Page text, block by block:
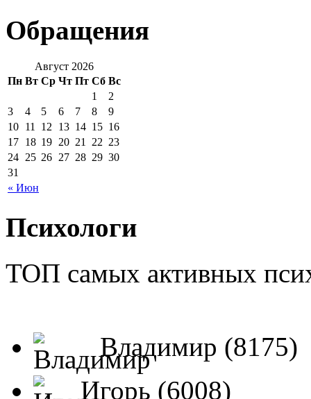
Обращения
Август 2026
Пн Вт Ср Чт Пт Сб Вс
« Июн
1
2
3
4 5 6 7 8
9
10 11 12 13 14 15 16
17 18 19 20 21 22 23
24 25 26 27 28 29 30
31
Психологи
ТОП самых активных
Владимир (8175)
Игорь (6008)